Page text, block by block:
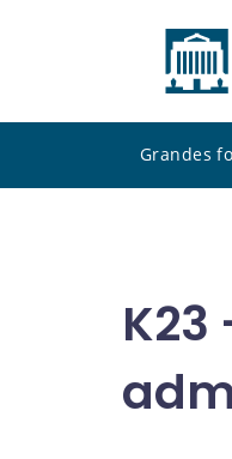
Grandes